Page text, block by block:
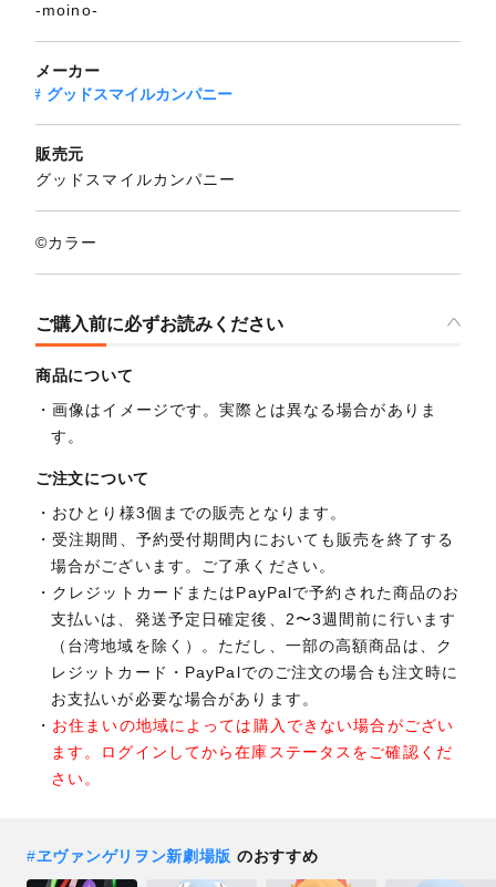
-moino-
メーカー
グッドスマイルカンパニー
販売元
グッドスマイルカンパニー
©カラー
ご購入前に必ずお読みください
商品について
画像はイメージです。実際とは異なる場合がありま
す。
ご注文について
おひとり様3個までの販売となります。
受注期間、予約受付期間内においても販売を終了する
場合がございます。ご了承ください。
クレジットカードまたはPayPalで予約された商品のお
支払いは、発送予定日確定後、2〜3週間前に行います
（台湾地域を除く）。ただし、一部の高額商品は、ク
レジットカード・PayPalでのご注文の場合も注文時に
お支払いが必要な場合があります。
お住まいの地域によっては購入できない場合がござい
ます。ログインしてから在庫ステータスをご確認くだ
さい。
#ヱヴァンゲリヲン新劇場版 のおすすめ